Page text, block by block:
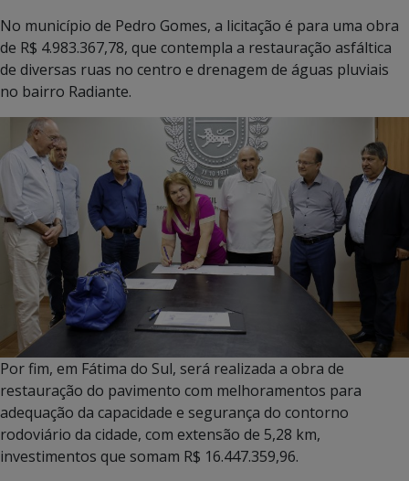
No município de Pedro Gomes, a licitação é para uma obra
de R$ 4.983.367,78, que contempla a restauração asfáltica
de diversas ruas no centro e drenagem de águas pluviais
no bairro Radiante.
Por fim, em Fátima do Sul, será realizada a obra de
restauração do pavimento com melhoramentos para
adequação da capacidade e segurança do contorno
rodoviário da cidade, com extensão de 5,28 km,
investimentos que somam R$ 16.447.359,96.